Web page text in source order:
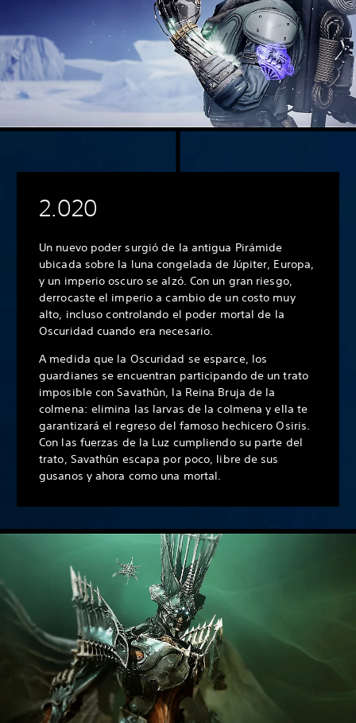
2.020
Un nuevo poder surgió de la antigua Pirámide
ubicada sobre la luna congelada de Júpiter, Europa,
y un imperio oscuro se alzó. Con un gran riesgo,
derrocaste el imperio a cambio de un costo muy
alto, incluso controlando el poder mortal de la
Oscuridad cuando era necesario.
A medida que la Oscuridad se esparce, los
guardianes se encuentran participando de un trato
imposible con Savathûn, la Reina Bruja de la
colmena: elimina las larvas de la colmena y ella te
garantizará el regreso del famoso hechicero Osiris.
Con las fuerzas de la Luz cumpliendo su parte del
trato, Savathûn escapa por poco, libre de sus
gusanos y ahora como una mortal.